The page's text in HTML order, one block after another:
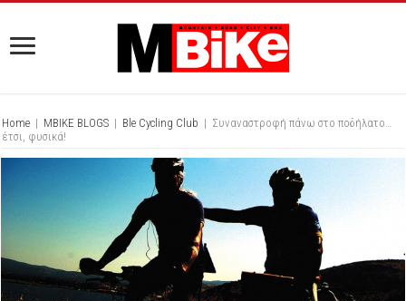
Home | MBIKE BLOGS | Ble Cycling Club | Συναναστροφή πάνω στο ποδήλατο…
έτσι, φυσικά!